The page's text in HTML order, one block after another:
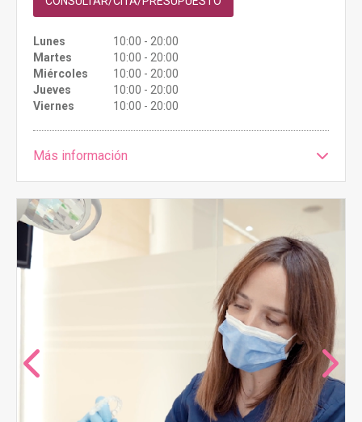
Lunes
10:00 - 20:00
Martes
10:00 - 20:00
Miércoles
10:00 - 20:00
Jueves
10:00 - 20:00
Viernes
10:00 - 20:00
Más información